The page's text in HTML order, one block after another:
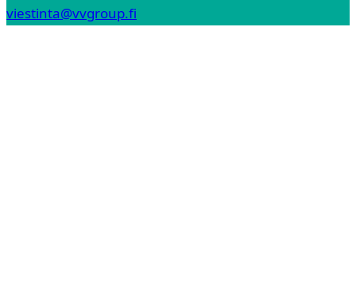
viestinta@vvgroup.fi